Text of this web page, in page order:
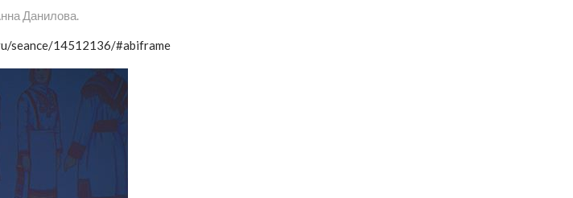
Данилова.
seance/14512136/#abiframe